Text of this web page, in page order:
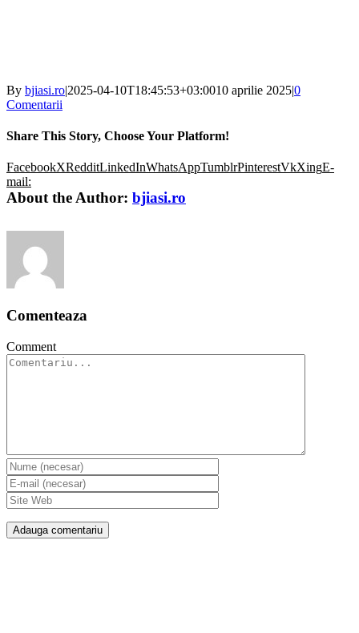
By bjiasi.ro|2025-04-10T18:45:53+03:0010 aprilie 2025|0
Comentarii
Share This Story, Choose Your Platform!
FacebookXRedditLinkedInWhatsAppTumblrPinterestVkXingE-
mail:
About the Author: bjiasi.ro
Comenteaza
Comment